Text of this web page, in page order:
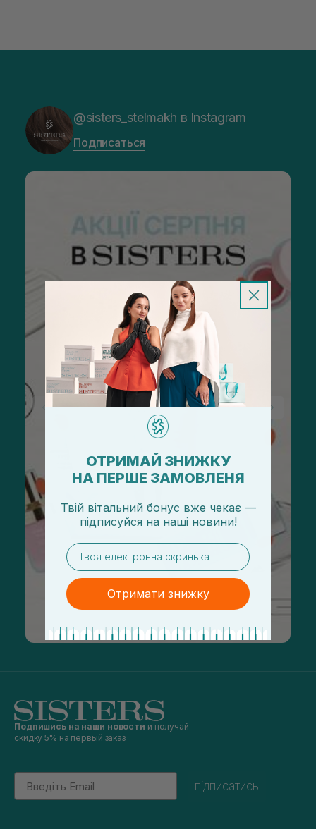
@sisters_stelmakh в Instagram
Подписаться
Подпишись на наши новости и получай
скидку 5% на первый заказ
Email
підписатись
ОТРИМАЙ ЗНИЖКУ
НА ПЕРШЕ ЗАМОВЛЕНЯ
Твій вітальний бонус вже чекає —
підписуйся на наші новини!
email
Отримати знижку